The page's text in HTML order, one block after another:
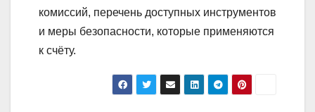
комиссий, перечень доступных инструментов
и меры безопасности, которые применяются
к счёту.